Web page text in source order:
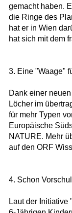
gemacht haben.
die Ringe des
hat er in Wien
hat sich mit dem
3. Eine "Waage"
Dank einer
Löcher im
für mehr Typen
Europäische
NATURE. Mehr
auf den ORF
4. Schon
Laut der Initiative